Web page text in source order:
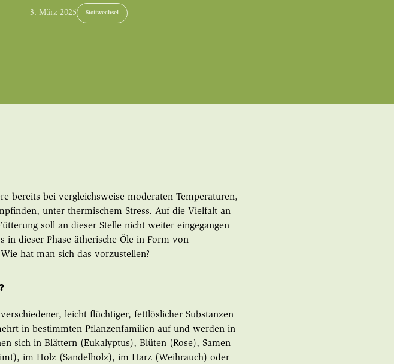
3. März 2025 Stoffwechsel
bereits bei vergleichsweise moderaten Temperaturen,
unter thermischem Stress. Auf die Vielfalt an
soll an dieser Stelle nicht weiter eingegangen
dieser Phase ätherische Öle in Form von
hat man sich das vorzustellen?
leicht flüchtiger, fettlöslicher Substanzen
in bestimmten Pflanzenfamilien auf und werden in
sich in Blättern (Eukalyptus), Blüten (Rose), Samen
im Holz (Sandelholz), im Harz (Weihrauch) oder